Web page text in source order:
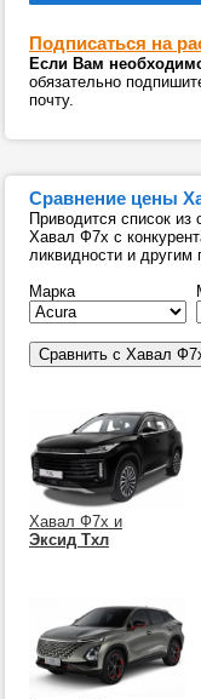
Подписаться на
Если Вам
обязательно
почту.
Сравнение цены
Приводится список
Хавал Ф7х с
ликвидности и другим
Марка
Хавал Ф7х и
Эксид Тхл